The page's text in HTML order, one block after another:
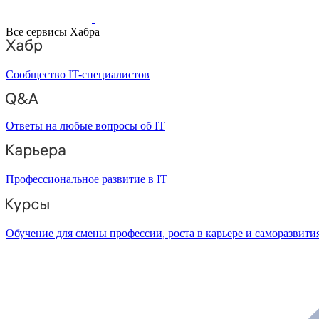
Все сервисы Хабра
Сообщество IT-специалистов
Ответы на любые вопросы об IT
Профессиональное развитие в IT
Обучение для смены профессии, роста в карьере и